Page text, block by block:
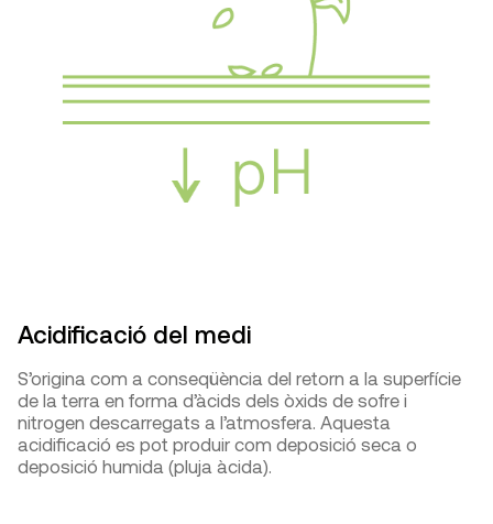
Acidificació del medi
S’origina com a conseqüència del retorn a la superfície
de la terra en forma d’àcids dels òxids de sofre i
nitrogen descarregats a l’atmosfera. Aquesta
acidificació es pot produir com deposició seca o
deposició humida (pluja àcida).